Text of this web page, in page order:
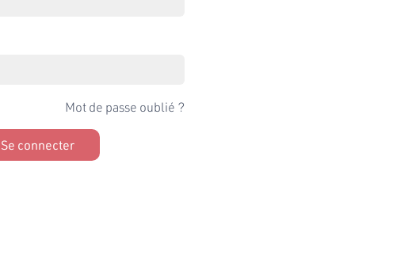
Mot de passe oublié ?